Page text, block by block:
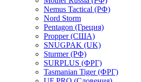
Nemus Tactical (РФ)
Nord Storm
Pentagon (Греция)
Propper (США)
SNUGPAK (UK)
Sturmer (РФ)
SURPLUS (ФРГ)
Tasmanian Tiger (ФРГ)